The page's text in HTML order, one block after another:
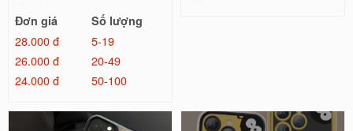
Đơn giá
Số lượng
28.000 đ
5-19
26.000 đ
20-49
24.000 đ
50-100